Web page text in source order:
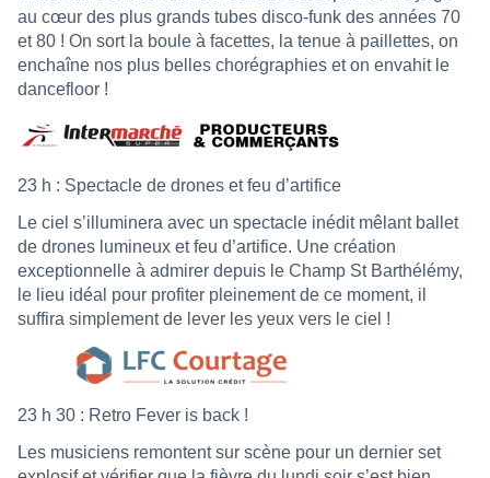
au cœur des plus grands tubes disco-funk des années 70
et 80 ! On sort la boule à facettes, la tenue à paillettes, on
enchaîne nos plus belles chorégraphies et on envahit le
dancefloor !
23 h : Spectacle de drones et feu d’artifice
Le ciel s’illuminera avec un spectacle inédit mêlant ballet
de drones lumineux et feu d’artifice. Une création
exceptionnelle à admirer depuis le Champ St Barthélémy,
le lieu idéal pour profiter pleinement de ce moment, il
suffira simplement de lever les yeux vers le ciel !
23 h 30 : Retro Fever is back !
Les musiciens remontent sur scène pour un dernier set